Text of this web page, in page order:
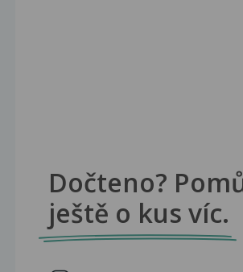
Dočteno?
ještě o kus víc.